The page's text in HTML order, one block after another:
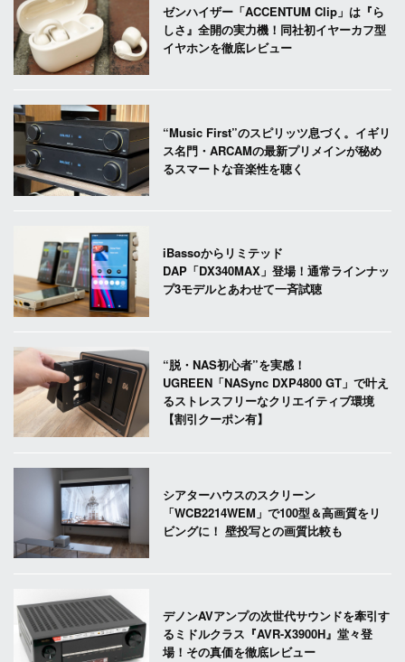
ゼンハイザー「ACCENTUM Clip」は『ら
しさ』全開の実力機！同社初イヤーカフ型
イヤホンを徹底レビュー
“Music First”のスピリッツ息づく。イギリ
ス名門・ARCAMの最新プリメインが秘め
るスマートな音楽性を聴く
iBassoからリミテッド
DAP「DX340MAX」登場！通常ラインナッ
プ3モデルとあわせて一斉試聴
“脱・NAS初心者”を実感！
UGREEN「NASync DXP4800 GT」で叶え
るストレスフリーなクリエイティブ環境
【割引クーポン有】
シアターハウスのスクリーン
「WCB2214WEM」で100型＆高画質をリ
ビングに！ 壁投写との画質比較も
デノンAVアンプの次世代サウンドを牽引す
るミドルクラス『AVR-X3900H』堂々登
場！その真価を徹底レビュー